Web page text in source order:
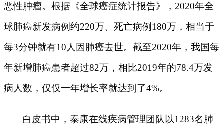
恶性肿瘤。根据《全球癌症统计报告》，2020年全
球肺癌新发病例约220万、死亡病例180万，相当于
每3分钟就有10人因肺癌去世。截至2020年，我国每
年新增肺癌患者超过82万，相比2019年的78.4万发
病人数，仅仅一年增长率就达到了4%。
白皮书中，泰康在线疾病管理团队以1283名肺